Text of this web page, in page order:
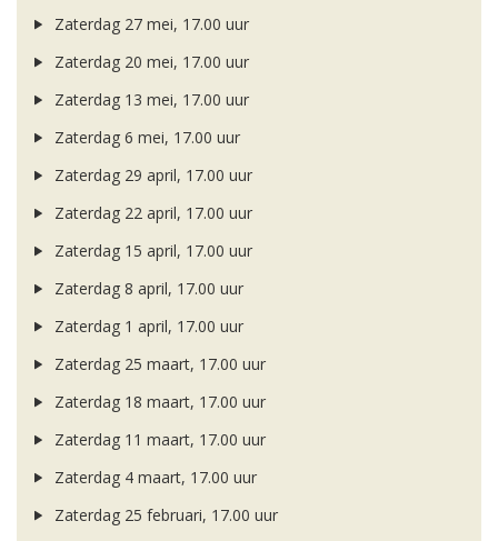
Zaterdag 27 mei, 17.00 uur
Zaterdag 20 mei, 17.00 uur
Zaterdag 13 mei, 17.00 uur
Zaterdag 6 mei, 17.00 uur
Zaterdag 29 april, 17.00 uur
Zaterdag 22 april, 17.00 uur
Zaterdag 15 april, 17.00 uur
Zaterdag 8 april, 17.00 uur
Zaterdag 1 april, 17.00 uur
Zaterdag 25 maart, 17.00 uur
Zaterdag 18 maart, 17.00 uur
Zaterdag 11 maart, 17.00 uur
Zaterdag 4 maart, 17.00 uur
Zaterdag 25 februari, 17.00 uur